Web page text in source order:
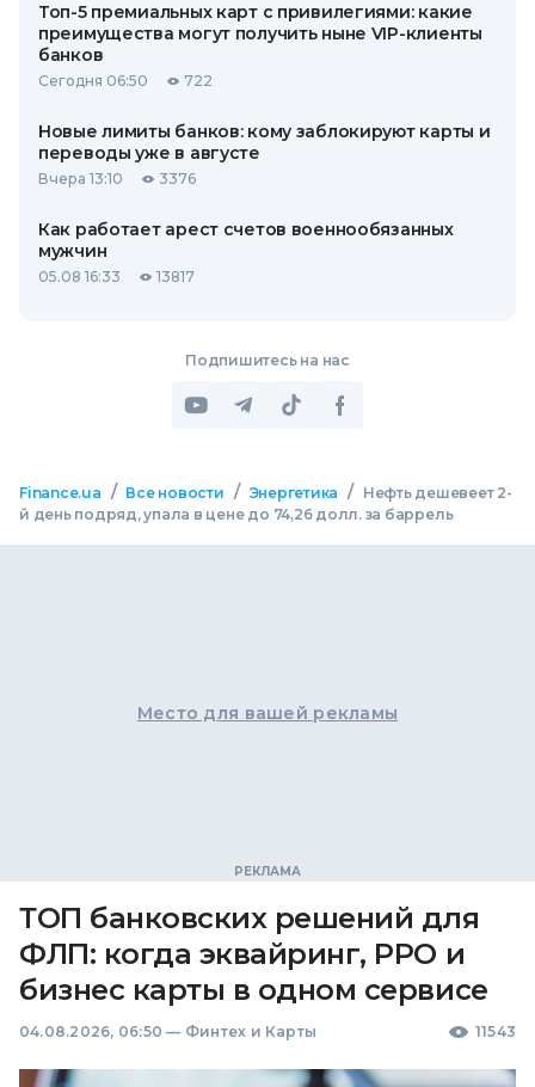
Топ-5 премиальных карт с привилегиями: какие
преимущества могут получить ныне VIP-клиенты
банков
Сегодня 06:50 722
Новые лимиты банков: кому заблокируют карты и
переводы уже в августе
Вчера 13:10 3376
Как работает арест счетов военнообязанных
мужчин
05.08 16:33 13817
Подпишитесь на нас
Finance.ua / Все новости / Энергетика /
Нефть дешевеет 2-
й день подряд, упала в цене до 74,26 долл. за баррель
Место для вашей рекламы
ТОП банковских решений для
ФЛП: когда эквайринг, РРО и
бизнес карты в одном сервисе
04.08.2026, 06:50 — Финтех и Карты 11543